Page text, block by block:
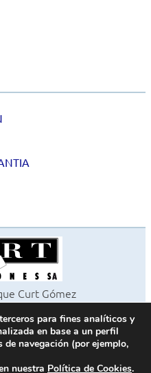
Curt Gómez
y Baños
reservados
Barcelona -
para fines analíticos y
en base a un perfil
navegación (por ejemplo,
nuestra Política de Cookies.